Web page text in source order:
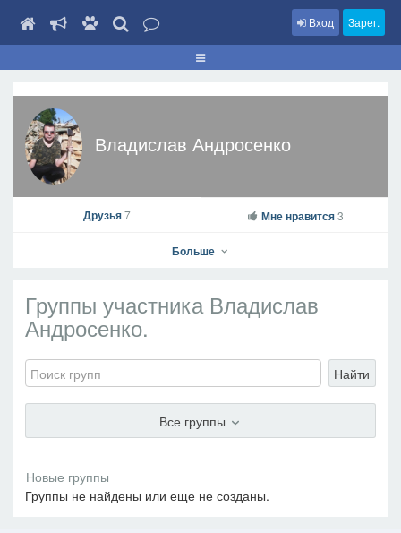
Вход Зарег.
Владислав Андросенко
На профиль
Друзья7 Мне нравится 3
Больше
Группы участника Владислав
Андросенко.
Найти
Все группы
Группы не найдены или еще не созданы.